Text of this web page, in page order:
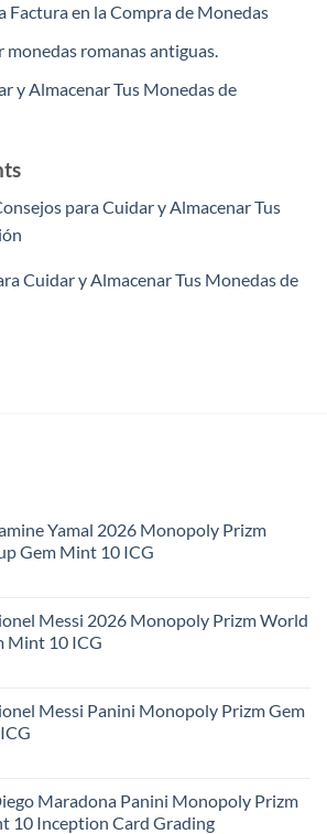
Factura en la Compra de Monedas
romanas antiguas.
y Almacenar Tus Monedas de
para Cuidar y Almacenar Tus
Cuidar y Almacenar Tus Monedas de
Yamal 2026 Monopoly Prizm
Gem Mint 10 ICG
Messi 2026 Monopoly Prizm World
Mint 10 ICG
Messi Panini Monopoly Prizm Gem
Maradona Panini Monopoly Prizm
10 Inception Card Grading